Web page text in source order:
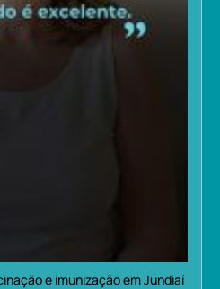
e imunização em Jundiaí